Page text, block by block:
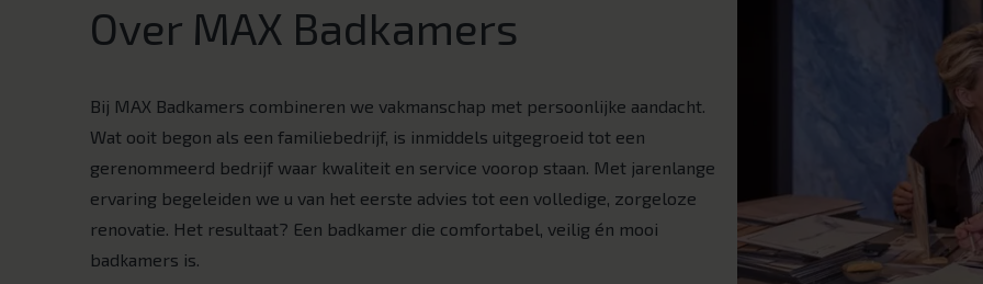
Over MAX Badkamers
Bij MAX Badkamers combineren we vakmanschap met persoonlijke aandacht.
Wat ooit begon als een familiebedrijf, is inmiddels uitgegroeid tot een
gerenommeerd bedrijf waar kwaliteit en service voorop staan. Met jarenlange
ervaring begeleiden we u van het eerste advies tot een volledige, zorgeloze
renovatie. Het resultaat? Een badkamer die comfortabel, veilig én mooi
badkamers is.